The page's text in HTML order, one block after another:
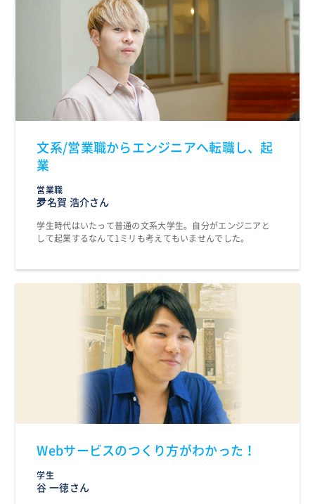
文系/営業職からエンジニアへ転職し、起
業
営業職
夛名賀 浩介さん
学生時代はいたって普通の文系大学生。自分がエンジニアと
して起業するなんて1ミリも考えてもいませんでした。
Webサービスのつくり方がわかった！
学生
谷 一徳さん